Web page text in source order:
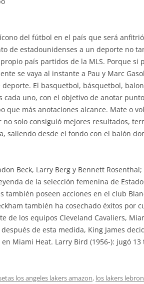
del fútbol en el país que será
de estadounidenses a un deporte no
país partidos de la MLS. Porque si
se vaya al instante a Pau y Marc
El basquetbol, básquetbol,
uno, con el objetivo de anotar
más anotaciones alcance. Mate o
solo consiguió mejores resultados,
saliendo desde el fondo con el balón
Beck, Larry Berg y Bennett Rosenthal;
de la selección femenina de
también poseen acciones en el club
también ha cosechado éxitos por
de los equipos Cleveland Cavaliers,
de esta medida, King James
Miami Heat. Larry Bird (1956-): jugó 13
los angeles lakers amazon, los lakers